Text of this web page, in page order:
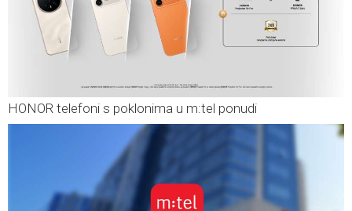
HONOR telefoni s poklonima u m:tel ponudi